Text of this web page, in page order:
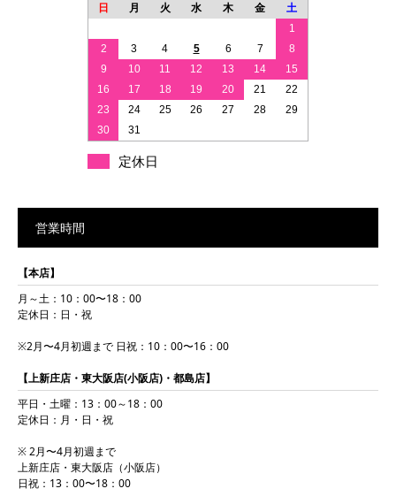
日
月 火 水 木 金
土
1
2
3 4 5 6 7
8
9
10 11 12 13 14
15
16
17 18 19 20 21
22
23
24 25 26 27 28
29
30
31
定休日
営業時間
【本店】
月～土：10：00〜18：00
定休日：日・祝
※2月〜4月初週まで 日祝：10：00〜16：00
【上新庄店・東大阪店(小阪店)・都島店】
平日・土曜：13：00～18：00
定休日：月・日・祝
※ 2月〜4月初週まで
上新庄店・東大阪店（小阪店）
日祝：13：00〜18：00